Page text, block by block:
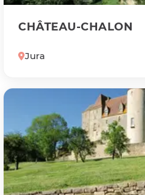
CHÂTEAU-CHALON
Jura